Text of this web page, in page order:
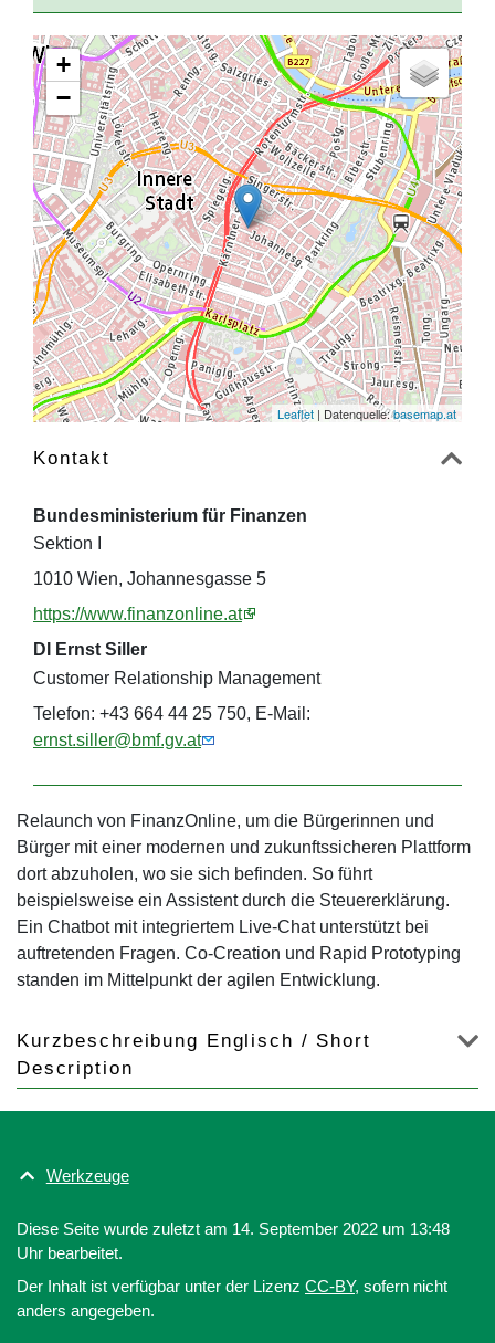
+
−
Leaflet | Datenquelle:basemap.at
Kontakt
Bundesministerium für Finanzen
Sektion I
1010 Wien, Johannesgasse 5
https://www.finanzonline.at
DI Ernst Siller
Customer Relationship Management
Telefon: +43 664 44 25 750, E-Mail:
ernst.siller@bmf.gv.at
Relaunch von FinanzOnline, um die Bürgerinnen und
Bürger mit einer modernen und zukunftssicheren Plattform
dort abzuholen, wo sie sich befinden. So führt
beispielsweise ein Assistent durch die Steuererklärung.
Ein Chatbot mit integriertem Live-Chat unterstützt bei
auftretenden Fragen. Co-Creation und Rapid Prototyping
standen im Mittelpunkt der agilen Entwicklung.
Kurzbeschreibung Englisch / Short
Description
Werkzeuge
Diese Seite wurde zuletzt am 14. September 2022 um 13:48
Uhr bearbeitet.
Der Inhalt ist verfügbar unter der Lizenz CC-BY, sofern nicht
anders angegeben.